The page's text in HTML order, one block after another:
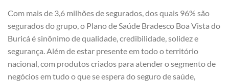
Com mais de 3,6 milhões de segurados, dos quais 96% são
segurados do grupo, o Plano de Saúde Bradesco Boa Vista do
Buricá é sinônimo de qualidade, credibilidade, solidez e
segurança. Além de estar presente em todo o território
nacional, com produtos criados para atender o segmento de
negócios em tudo o que se espera do seguro de saúde,